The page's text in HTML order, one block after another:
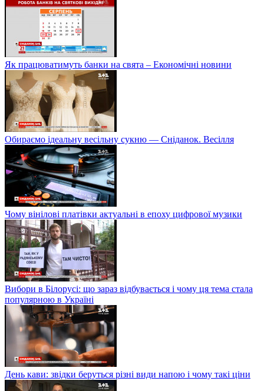
Як працюватимуть банки на свята – Економічні новини
Обираємо ідеальну весільну сукню — Сніданок. Весілля
Чому вінілові платівки актуальні в епоху цифрової музики
Вибори в Білорусі: що зараз відбувається і чому ця тема стала
популярною в Україні
День кави: звідки беруться різні види напою і чому такі ціни